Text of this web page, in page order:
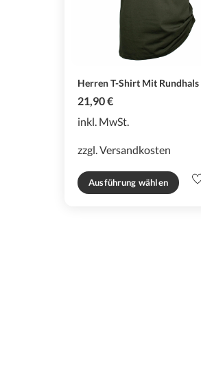
Herren T-Shirt Mit Rundhals
21,90€
inkl. MwSt.
zzgl.Versandkosten
Ausführung wählen